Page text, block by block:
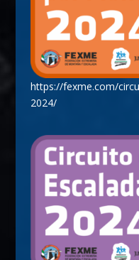
https://fexme.com/
2024/